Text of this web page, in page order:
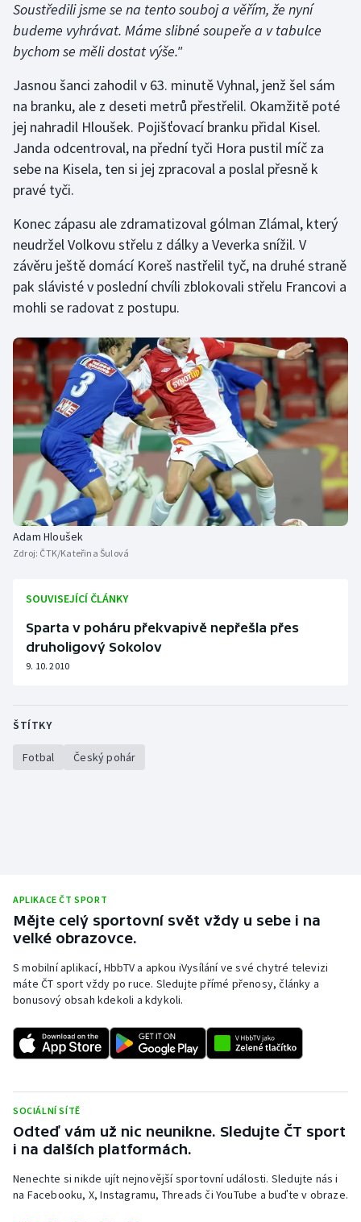
Stolní tenis
Triatlon
Veslování
Vodní slalom
Volejbal
Soustředili jsme se na tento souboj a věřím, že nyní
budeme vyhrávat. Máme slibné soupeře a v tabulce
bychom se měli dostat výše."
Jasnou šanci zahodil v 63. minutě Vyhnal, jenž šel sám
na branku, ale z deseti metrů přestřelil. Okamžitě poté
jej nahradil Hloušek. Pojišťovací branku přidal Kisel.
Janda odcentroval, na přední tyči Hora pustil míč za
sebe na Kisela, ten si jej zpracoval a poslal přesně k
pravé tyči.
Konec zápasu ale zdramatizoval gólman Zlámal, který
neudržel Volkovu střelu z dálky a Veverka snížil. V
závěru ještě domácí Koreš nastřelil tyč, na druhé straně
pak slávisté v poslední chvíli zblokovali střelu Francovi a
mohli se radovat z postupu.
Adam Hloušek
Zdroj: ČTK/Kateřina Šulová
SOUVISEJÍCÍ ČLÁNKY
Sparta v poháru překvapivě nepřešla přes
druholigový Sokolov
9. 10. 2010
ŠTÍTKY
Fotbal Český pohár
APLIKACE ČT SPORT
Mějte celý sportovní svět vždy u sebe i na
velké obrazovce.
S mobilní aplikací, HbbTV a apkou iVysílání ve své chytré televizi
máte ČT sport vždy po ruce. Sledujte přímé přenosy, články a
bonusový obsah kdekoli a kdykoli.
SOCIÁLNÍ SÍTĚ
Odteď vám už nic neunikne. Sledujte ČT sport
i na dalších platformách.
Nenechte si nikde ujít nejnovější sportovní události. Sledujte nás i
na Facebooku, X, Instagramu, Threads či YouTube a buďte v obraze.